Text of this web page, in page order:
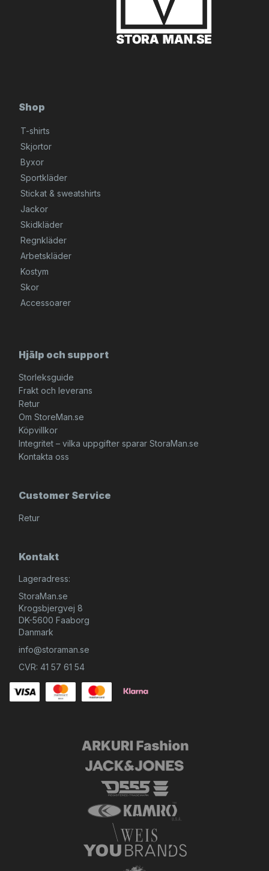
Shop
T-shirts
Skjortor
Byxor
Sportkläder
Stickat & sweatshirts
Jackor
Skidkläder
Regnkläder
Arbetskläder
Kostym
Skor
Accessoarer
Hjälp och support
Storleksguide
Frakt och leverans
Retur
Om StoreMan.se
Köpvillkor
Integritet – vilka uppgifter sparar StoraMan.se
Kontakta oss
Customer Service
Retur
Kontakt
Lageradress:
StoraMan.se
Krogsbjergvej 8
DK-5600 Faaborg
Danmark
info@storaman.se
CVR: 41 57 61 54